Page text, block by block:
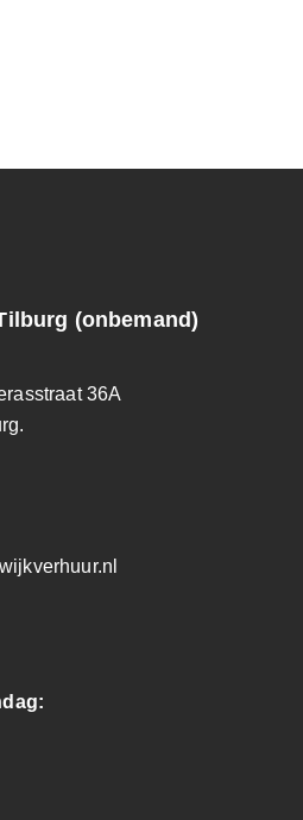
(onbemand)
36A